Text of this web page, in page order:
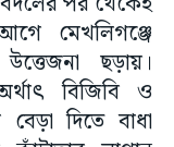
মেখলিগঞ্জে
ছড়ায়।
বিজিবি ও
বেড়া দিতে বাধা